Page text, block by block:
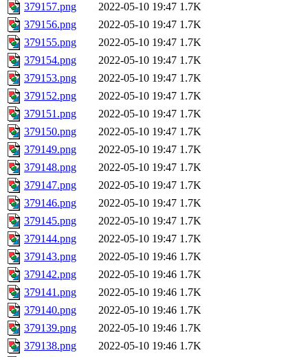
379157.png
2022-05-10 19:47 1.7K
379156.png
2022-05-10 19:47 1.7K
379155.png
2022-05-10 19:47 1.7K
379154.png
2022-05-10 19:47 1.7K
379153.png
2022-05-10 19:47 1.7K
379152.png
2022-05-10 19:47 1.7K
379151.png
2022-05-10 19:47 1.7K
379150.png
2022-05-10 19:47 1.7K
379149.png
2022-05-10 19:47 1.7K
379148.png
2022-05-10 19:47 1.7K
379147.png
2022-05-10 19:47 1.7K
379146.png
2022-05-10 19:47 1.7K
379145.png
2022-05-10 19:47 1.7K
379144.png
2022-05-10 19:47 1.7K
379143.png
2022-05-10 19:46 1.7K
379142.png
2022-05-10 19:46 1.7K
379141.png
2022-05-10 19:46 1.7K
379140.png
2022-05-10 19:46 1.7K
379139.png
2022-05-10 19:46 1.7K
379138.png
2022-05-10 19:46 1.7K